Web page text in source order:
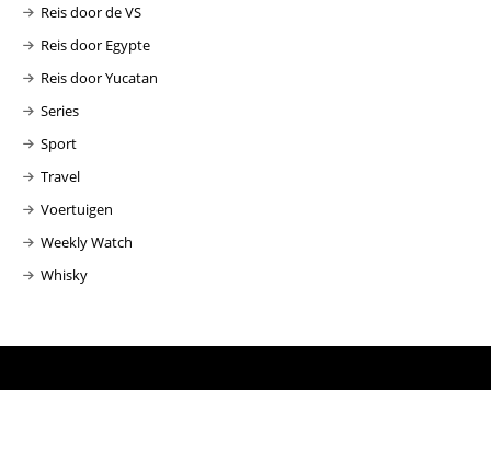
Reis door de VS
Reis door Egypte
Reis door Yucatan
Series
Sport
Travel
Voertuigen
Weekly Watch
Whisky